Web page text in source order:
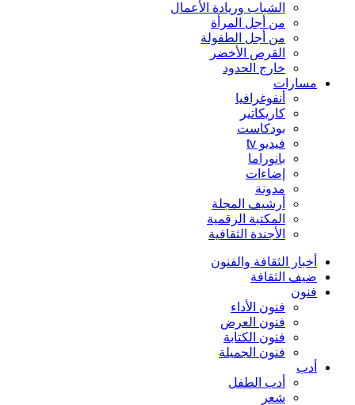
الشباب وريادة الأعمال
من أجل المرأة
من أجل الطفولة
القرص الأخضر
خارج الحدود
مسارات
أنفوغرافيا
كاريكاتير
بودكاست
فيديو tv
بانوراما
إضاءات
مدونة
أرشيف المجلة
المكتبة الرقمية
الأجندة الثقافية
أخبار الثقافة والفنون
ضيف الثقافة
فنون
فنون الأداء
فنون العرض
فنون الكتابة
فنون الجميلة
أدب
أدب الطفل
شعر